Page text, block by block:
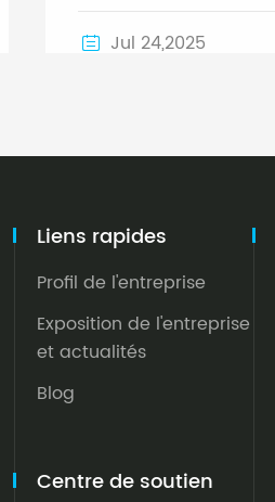
 Jul 24,2025
Liens rapides
Profil de l'entreprise
Exposition de l'entreprise
et actualités
Blog
Centre de soutien